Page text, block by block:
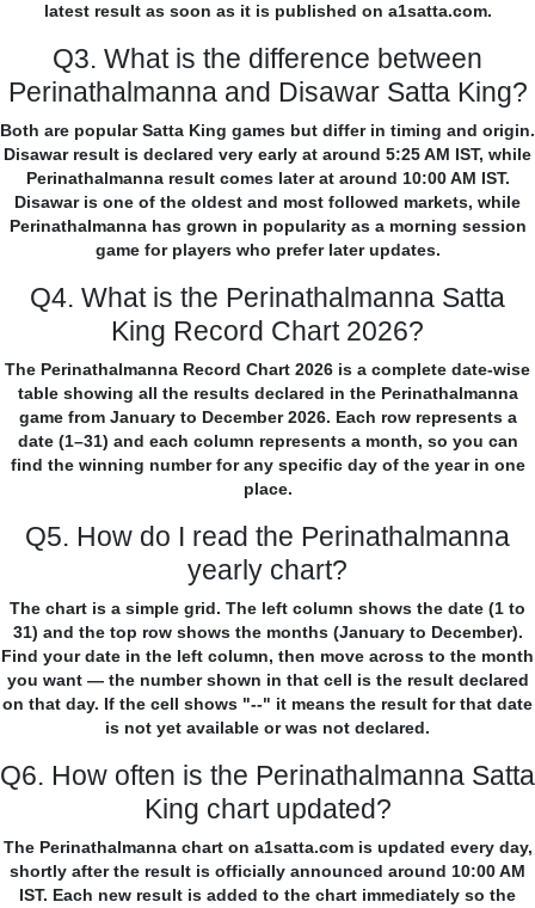
latest result as soon as it is published on a1satta.com.
Q3. What is the difference between
Perinathalmanna and Disawar Satta King?
Both are popular Satta King games but differ in timing and origin.
Disawar result is declared very early at around 5:25 AM IST, while
Perinathalmanna result comes later at around 10:00 AM IST.
Disawar is one of the oldest and most followed markets, while
Perinathalmanna has grown in popularity as a morning session
game for players who prefer later updates.
Q4. What is the Perinathalmanna Satta
King Record Chart 2026?
The Perinathalmanna Record Chart 2026 is a complete date-wise
table showing all the results declared in the Perinathalmanna
game from January to December 2026. Each row represents a
date (1–31) and each column represents a month, so you can
find the winning number for any specific day of the year in one
place.
Q5. How do I read the Perinathalmanna
yearly chart?
The chart is a simple grid. The left column shows the date (1 to
31) and the top row shows the months (January to December).
Find your date in the left column, then move across to the month
you want — the number shown in that cell is the result declared
on that day. If the cell shows "--" it means the result for that date
is not yet available or was not declared.
Q6. How often is the Perinathalmanna Satta
King chart updated?
The Perinathalmanna chart on a1satta.com is updated every day,
shortly after the result is officially announced around 10:00 AM
IST. Each new result is added to the chart immediately so the